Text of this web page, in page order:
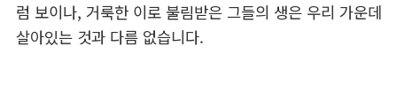
럼 보이나, 거룩한 이로 불림받은 그들의 생은 우리 가운데
살아있는 것과 다름 없습니다.